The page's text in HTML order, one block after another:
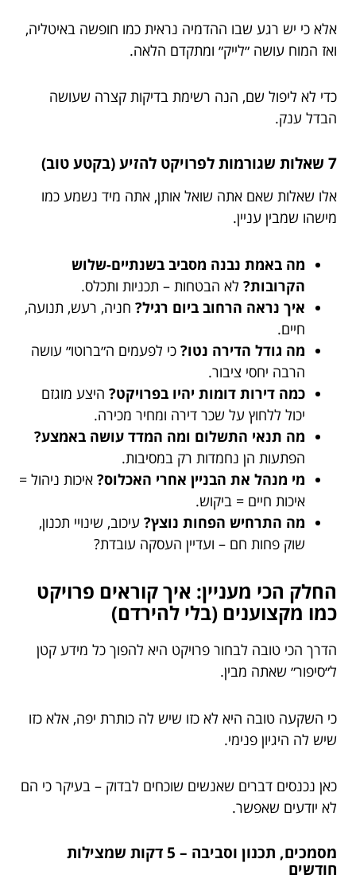
אלא כי יש רגע שבו ההדמיה נראית כמו חופשה באיטליה,
ואז המוח עושה ״לייק״ ומתקדם הלאה.
כדי לא ליפול שם, הנה רשימת בדיקות קצרה שעושה
הבדל ענק.
7 שאלות שגורמות לפרויקט להזיע (בקטע טוב)
אלו שאלות שאם אתה שואל אותן, אתה מיד נשמע כמו
מישהו שמבין עניין.
מה באמת נבנה מסביב בשנתיים-שלוש
הקרובות? לא הבטחות – תכניות ותכלס.
איך נראה הרחוב ביום רגיל? חניה, רעש, תנועה,
חיים.
מה גודל הדירה נטו? כי לפעמים ה״ברוטו״ עושה
הרבה יחסי ציבור.
כמה דירות דומות יהיו בפרויקט? היצע מוגזם
יכול ללחוץ על שכר דירה ומחיר מכירה.
מה תנאי התשלום ומה המדד עושה באמצע?
הפתעות הן נחמדות רק במסיבות.
מי מנהל את הבניין אחרי האכלוס? איכות ניהול =
איכות חיים = ביקוש.
מה התרחיש הפחות נוצץ? עיכוב, שינויי תכנון,
שוק פחות חם – ועדיין העסקה עובדת?
החלק הכי מעניין: איך קוראים פרויקט
כמו מקצוענים (בלי להירדם)
הדרך הכי טובה לבחור פרויקט היא להפוך כל מידע קטן
ל״סיפור״ שאתה מבין.
כי השקעה טובה היא לא כזו שיש לה כותרת יפה, אלא כזו
שיש לה היגיון פנימי.
כאן נכנסים דברים שאנשים שוכחים לבדוק – בעיקר כי הם
לא יודעים שאפשר.
מסמכים, תכנון וסביבה – 5 דקות שמצילות
חודשים